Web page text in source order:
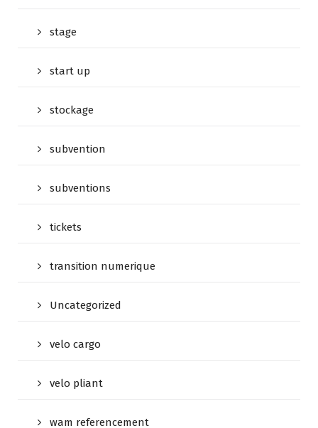
stage
start up
stockage
subvention
subventions
tickets
transition numerique
Uncategorized
velo cargo
velo pliant
wam referencement